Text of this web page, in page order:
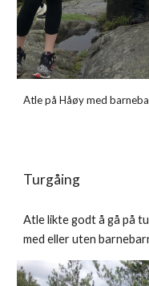
Atle på Håøy med
Turgåing
Atle likte godt å gå på
med eller uten